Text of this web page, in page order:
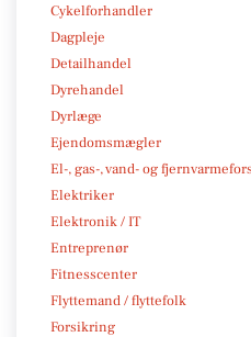
Cykelforhandler
Dagpleje
Detailhandel
Dyrehandel
Dyrlæge
Ejendomsmægler
El-, gas-, vand- og
Elektriker
Elektronik / IT
Entreprenør
Fitnesscenter
Flyttemand / flyttefolk
Forsikring